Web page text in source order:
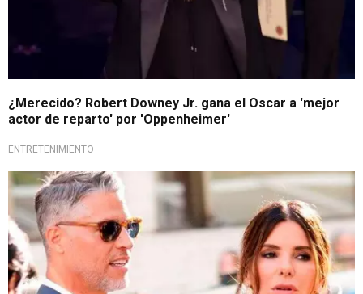
¿Merecido? Robert Downey Jr. gana el Oscar a 'mejor
actor de reparto' por 'Oppenheimer'
ENTRETENIMIENTO
Lamentable